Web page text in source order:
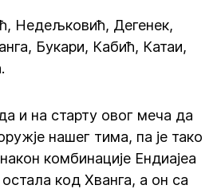
Недељковић, Дегенек,
Букари, Кабић, Катаи,
и на старту овог меча да
нашег тима, па је тако
комбинације Ендиајеа
код Хванга, а он са